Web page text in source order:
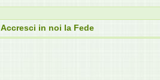
Accresci in noi la Fede